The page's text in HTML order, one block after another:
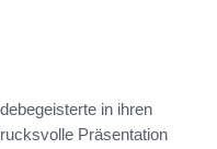
in ihren
Präsentation